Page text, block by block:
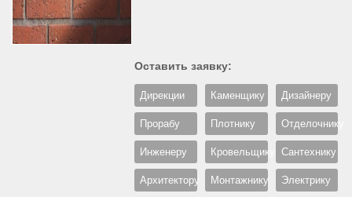
Оставить заявку:
Дирекции
Прорабу
Инженеру
Архитектору
Каменщику
Плотнику
Кровельщику
Монтажнику
Дизайнеру
Отделочнику
Сантехнику
Электрику